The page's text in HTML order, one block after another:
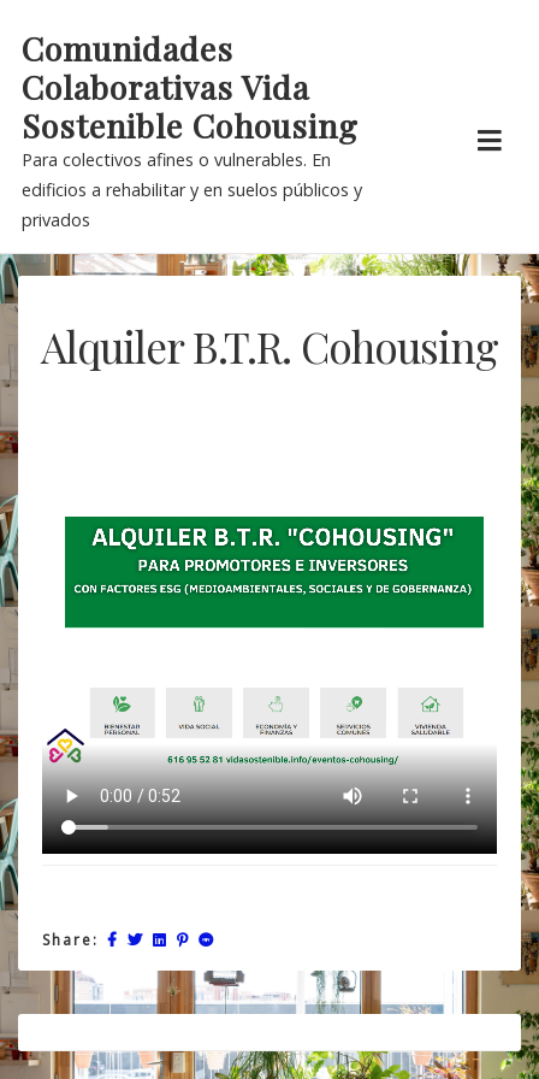
content
Comunidades
Colaborativas Vida
Sostenible Cohousing
Para colectivos afines o vulnerables. En
edificios a rehabilitar y en suelos públicos y
privados
Alquiler B.T.R. Cohousing
Share:
Post